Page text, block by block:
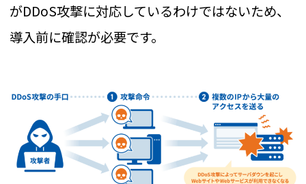
がDDoS攻撃に対応しているわけではないため、
導入前に確認が必要です。